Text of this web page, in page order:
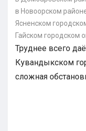
в Новоорском
Ясненском
Гайском городском
Труднее всего
Кувандыкском
сложная